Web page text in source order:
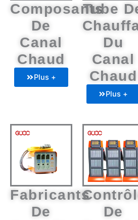
Composants
De
Canal
Chaud
Plus +
Tube
Du
Canal
Chaud
Plus +
Fabricants
De
De